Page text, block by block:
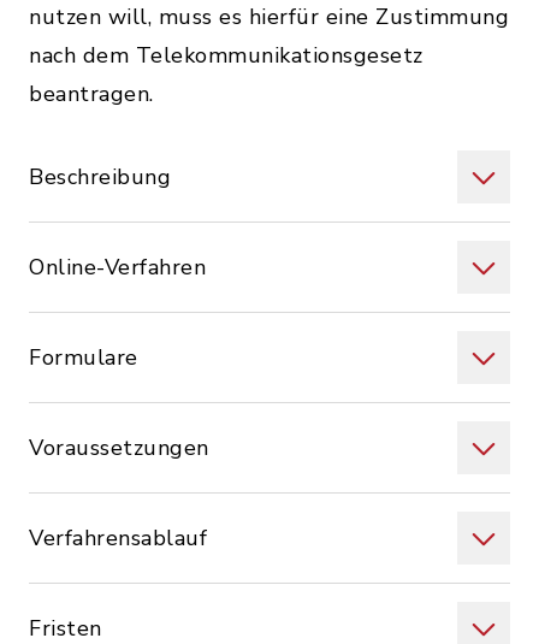
nutzen will, muss es hierfür eine Zustimmung
nach dem Telekommunikationsgesetz
beantragen.
Beschreibung
Online-Verfahren
Formulare
Voraussetzungen
Verfahrensablauf
Fristen